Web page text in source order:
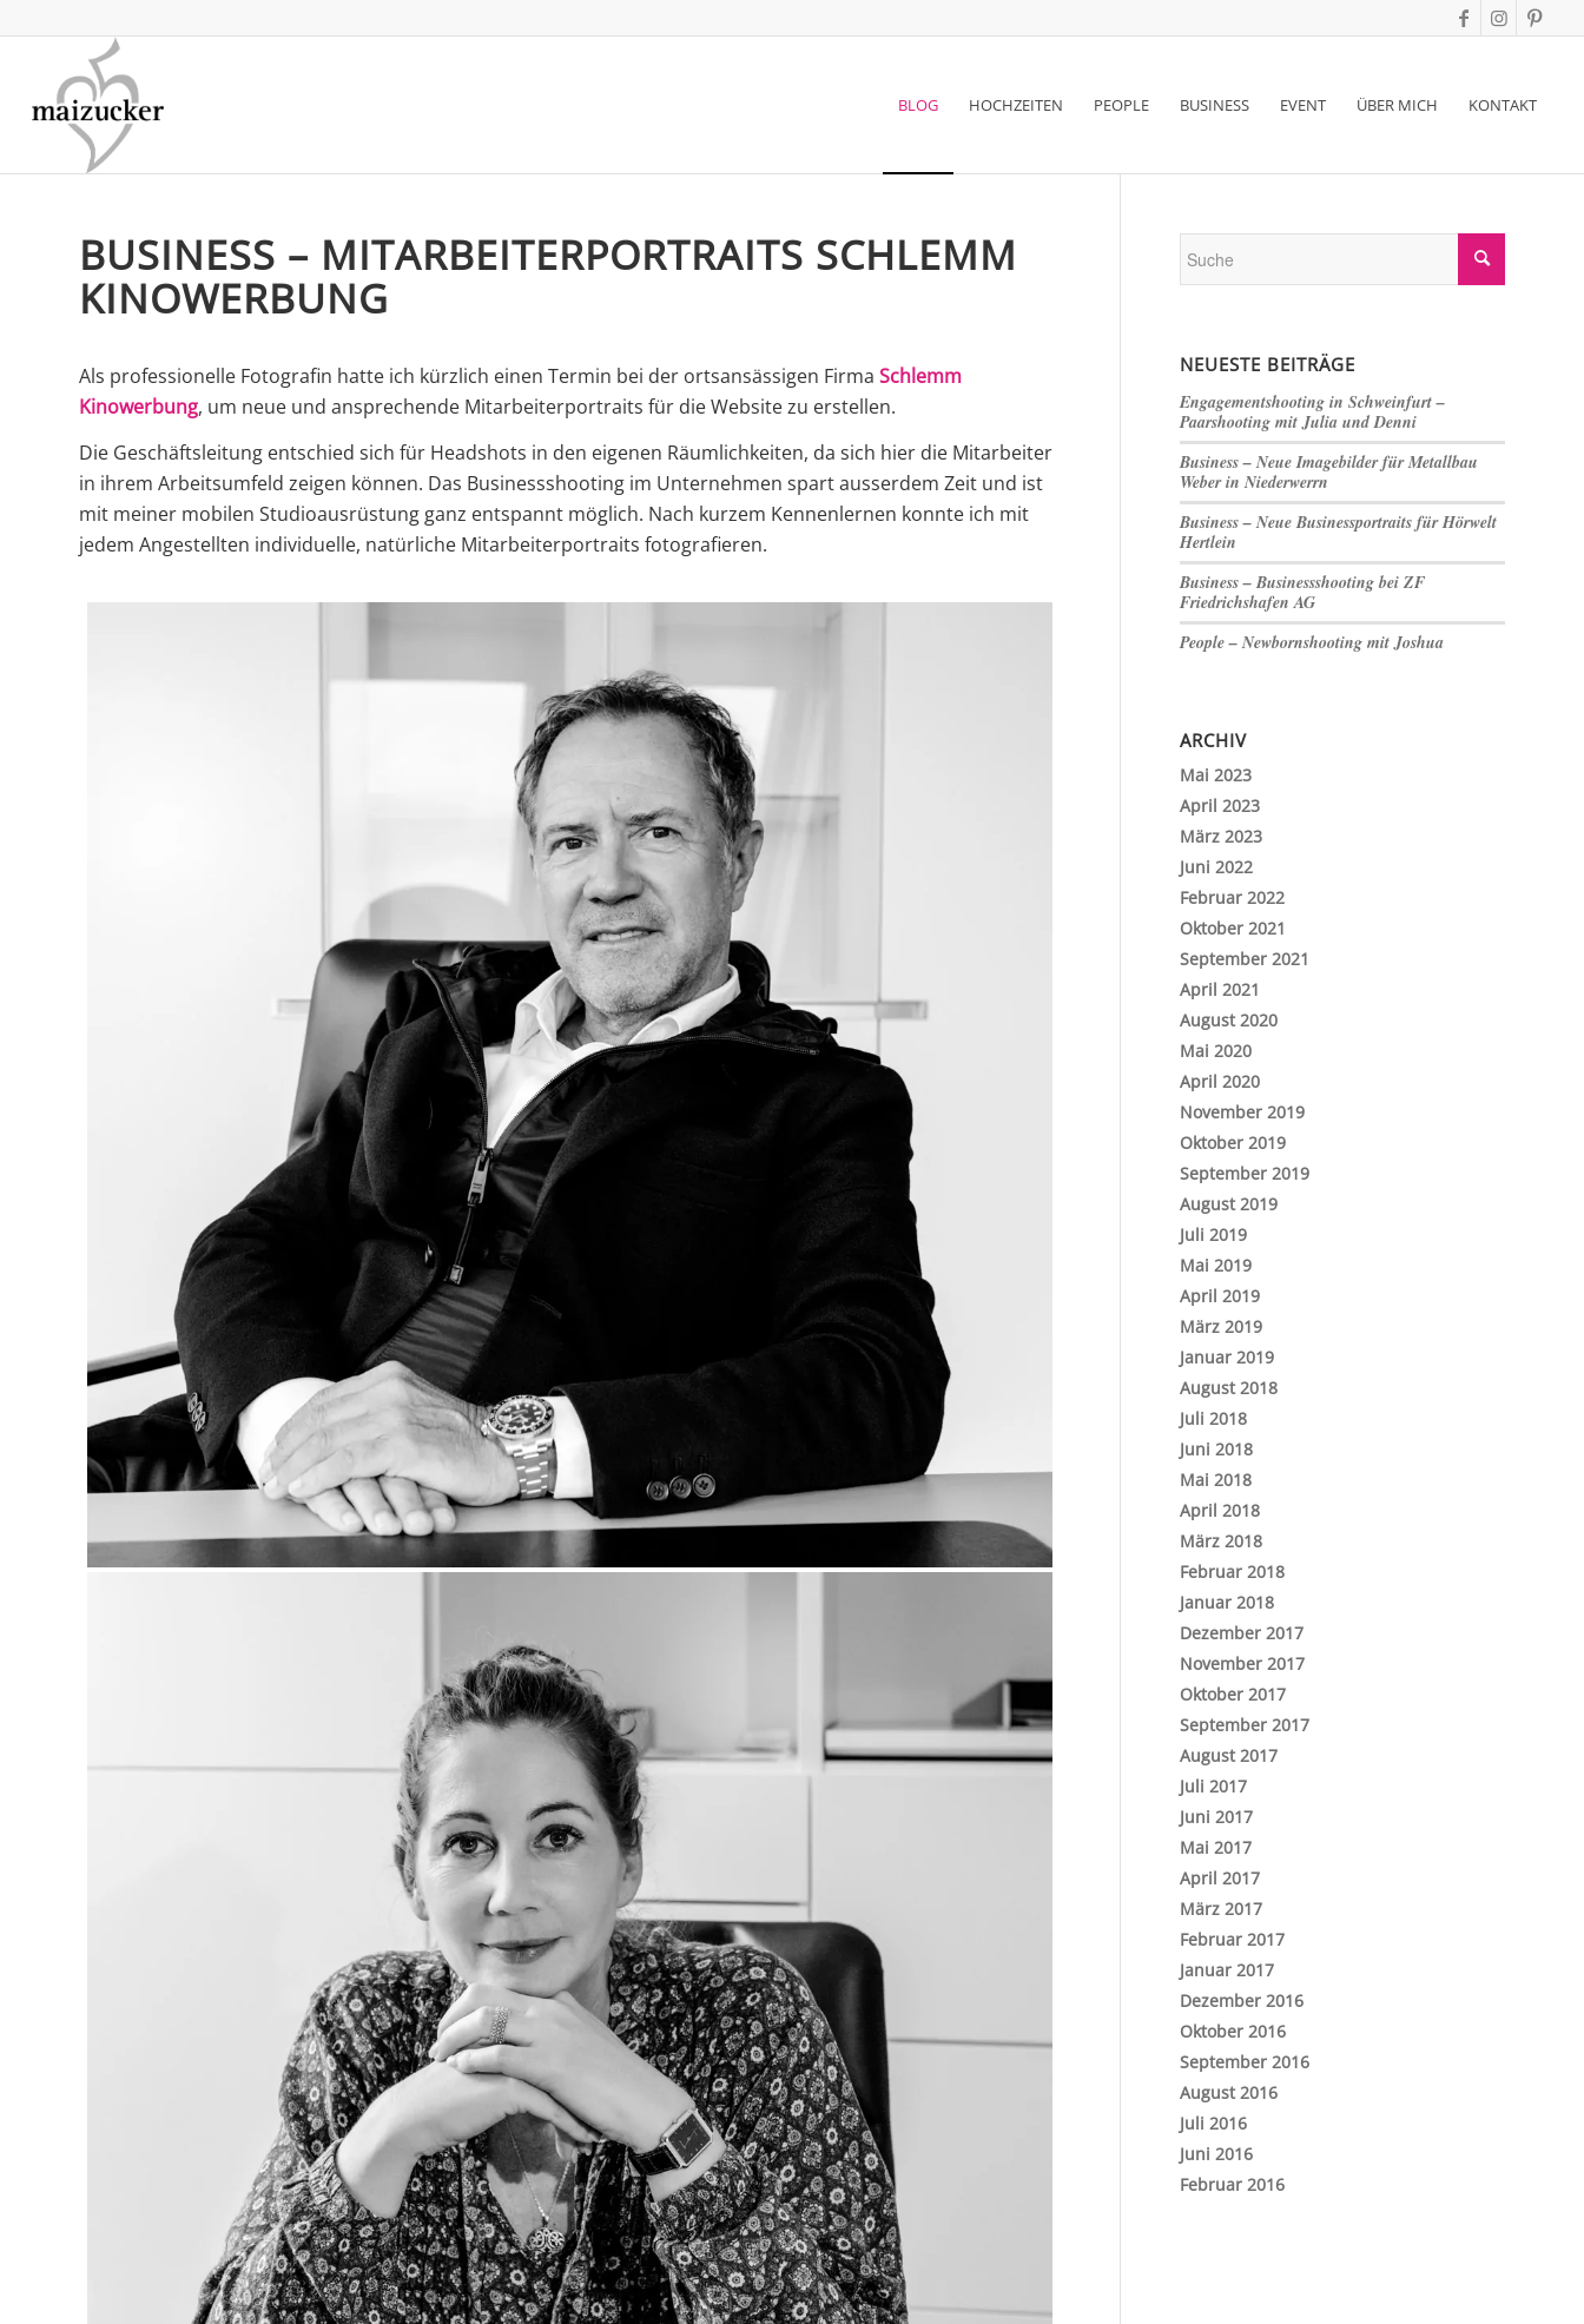
BLOG HOCHZEITEN PEOPLE BUSINESS EVENT ÜBER MICH KONTAKT
BUSINESS – MITARBEITERPORTRAITS SCHLEMM
KINOWERBUNG
Als professionelle Fotografin hatte ich kürzlich einen Termin bei der ortsansässigen Firma Schlemm
Kinowerbung, um neue und ansprechende Mitarbeiterportraits für die Website zu erstellen.
Die Geschäftsleitung entschied sich für Headshots in den eigenen Räumlichkeiten, da sich hier die Mitarbeiter
in ihrem Arbeitsumfeld zeigen können. Das Businessshooting im Unternehmen spart ausserdem Zeit und ist
mit meiner mobilen Studioausrüstung ganz entspannt möglich. Nach kurzem Kennenlernen konnte ich mit
jedem Angestellten individuelle, natürliche Mitarbeiterportraits fotografieren.
NEUESTE BEITRÄGE
Engagementshooting in Schweinfurt –
Paarshooting mit Julia und Denni
Business – Neue Imagebilder für Metallbau
Weber in Niederwerrn
Business – Neue Businessportraits für Hörwelt
Hertlein
Business – Businessshooting bei ZF
Friedrichshafen AG
People – Newbornshooting mit Joshua
ARCHIV
Mai 2023
April 2023
März 2023
Juni 2022
Februar 2022
Oktober 2021
September 2021
April 2021
August 2020
Mai 2020
April 2020
November 2019
Oktober 2019
September 2019
August 2019
Juli 2019
Mai 2019
April 2019
März 2019
Januar 2019
August 2018
Juli 2018
Juni 2018
Mai 2018
April 2018
März 2018
Februar 2018
Januar 2018
Dezember 2017
November 2017
Oktober 2017
September 2017
August 2017
Juli 2017
Juni 2017
Mai 2017
April 2017
März 2017
Februar 2017
Januar 2017
Dezember 2016
Oktober 2016
September 2016
August 2016
Juli 2016
Juni 2016
Februar 2016